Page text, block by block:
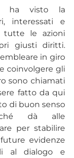
ha visto la
interessati e
tutte le azioni
giusti diritti.
in giro
coinvolgere gli
sono chiamati
fatto da qui
di buon senso
dà alle
per stabilire
evidenze
al dialogo e